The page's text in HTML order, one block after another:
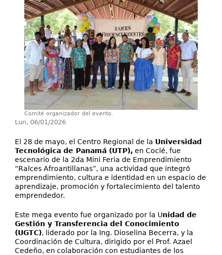
Internacional
Transparencia
Comité organizador del evento.
Lun, 06/01/2026
El 28 de mayo, el Centro Regional de la Universidad
Tecnológica de Panamá (UTP), en Coclé, fue
escenario de la 2da Mini Feria de Emprendimiento
“Raíces Afroantillanas”, una actividad que integró
emprendimiento, cultura e identidad en un espacio de
aprendizaje, promoción y fortalecimiento del talento
emprendedor.
Este mega evento fue organizado por la Unidad de
Gestión y Transferencia del Conocimiento
(UGTC), liderado por la Ing. Dioselina Becerra, y la
Coordinación de Cultura, dirigido por el Prof. Azael
Cedeño, en colaboración con estudiantes de los